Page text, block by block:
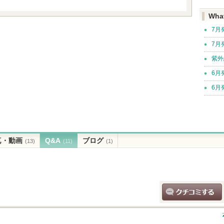
7月
7月
紫
6月
6月
動画 (13) Q&A (11) ブログ (1)
クチコミする